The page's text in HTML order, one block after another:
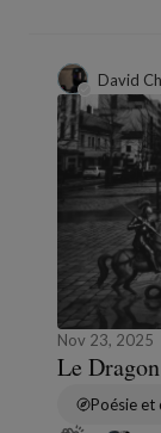
David
Nov 23, 2025
Le
Poésie et